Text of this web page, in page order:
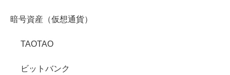
暗号資産（仮想通貨）
TAOTAO
ビットバンク